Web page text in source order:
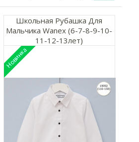
Школьная Рубашка Для
Мальчика Wanex (6-7-8-9-10-
11-12-13лет)